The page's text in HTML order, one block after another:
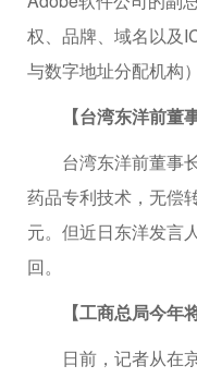
权、品牌、域名以及
与数字地址分配机构
【台湾东洋前董事
台湾东洋前董事长
药品专利技术，无偿
元。但近日东洋发言
回。
【工商总局今年将
日前，记者从在京